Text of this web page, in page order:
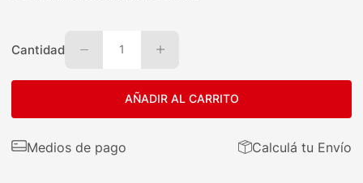
Cantidad 1
AÑADIR AL CARRITO
Medios de pago Calculá tu Envío